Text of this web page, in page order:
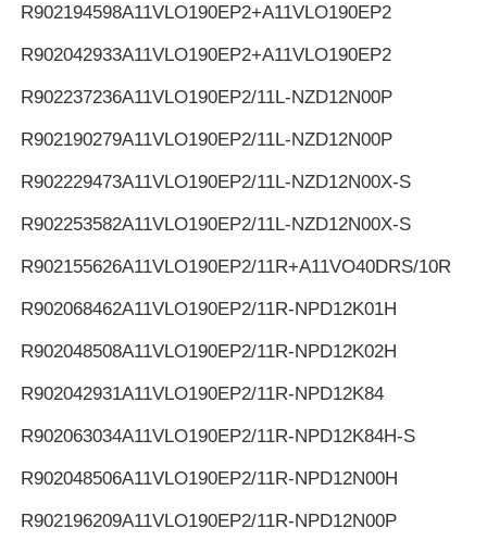
R902194598A11VLO190EP2+A11VLO190EP2
R902042933A11VLO190EP2+A11VLO190EP2
R902237236A11VLO190EP2/11L-NZD12N00P
R902190279A11VLO190EP2/11L-NZD12N00P
R902229473A11VLO190EP2/11L-NZD12N00X-S
R902253582A11VLO190EP2/11L-NZD12N00X-S
R902155626A11VLO190EP2/11R+A11VO40DRS/10R
R902068462A11VLO190EP2/11R-NPD12K01H
R902048508A11VLO190EP2/11R-NPD12K02H
R902042931A11VLO190EP2/11R-NPD12K84
R902063034A11VLO190EP2/11R-NPD12K84H-S
R902048506A11VLO190EP2/11R-NPD12N00H
R902196209A11VLO190EP2/11R-NPD12N00P